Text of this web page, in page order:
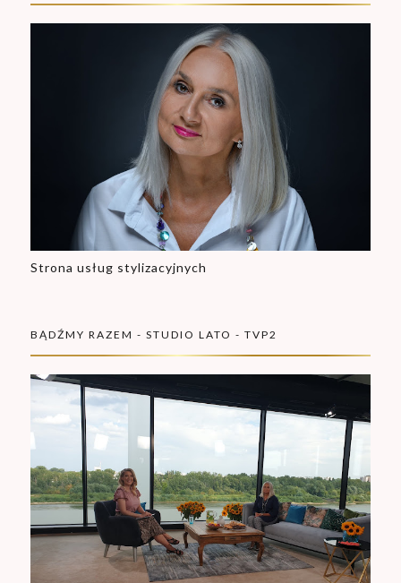
Strona usług stylizacyjnych
BĄDŹMY RAZEM - STUDIO LATO - TVP2